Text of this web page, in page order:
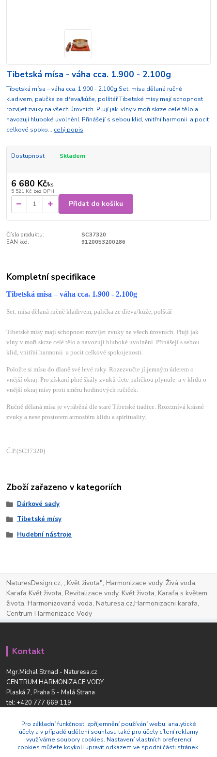
Tibetská mísa - váha cca. 1.900 - 2.100g
Tibetská mísa – váha cca. 1.900 - 2.100g Set: mísa dělaná ručně
kladivem, palička ze dřeva/kůže, polštář Tibetské mísy mají schopnost
rozvíjet zvuky na všech úrovních. Plují jak vlny v moři skrze celé tělo a
navozují hluboké uvolnění. Přinášejí s sebou klid, vnitřní harmonii a pocit
celkové spoko... celý popis
Dostupnost Skladem
6 680 Kč/ks
5 521 Kč bez DPH
Přidat do košíku
Číslo produktu:
SC37320
EAN kód:
9120053200286
Kompletní specifikace
Tibetská mísa – váha cca. 1.900 - 2.100g
Set: mísa dělaná ručně kladivem, palička ze dřeva/kůže, polštář
Tibetské mísy mají schopnost rozvíjet zvuky na všech úrovních. Plují jak
vlny v moři skrze celé tělo a navozují hluboké uvolnění. Přinášejí s sebou
klid, vnitřní harmonii a pocit celkové spokojenosti.
Položte si mísu do dlaně své levé ruky. Rozezvučte jí jemným úderem o
vnější okraj. Pro získaní plné škály zvuků třete paličkou plynule a v klidu o
vnější okraj mísy proti směru hodinových ručiček.
Ručně dělaná mísa je vyráběná dle staré Tibetské tradice. Rozeznívá krásné
zvuky a nese prostorem atmosféru klidu a spirituality.
Č.P.(SC37320)
Zboží zařazeno v kategoriích
Dárkové sady
Tibetské mísy
Hudební nástroje
NaturesDesign.cz, ,,Květ života", Harmonizace vody, Živá voda,
Karafa Květ života, Revitalizace vody, Květ života, Karafa s květem
života, Harmonizovaná voda, Naturesa.cz,Harmonizacni karafa,
Centrum Harmonizace Vody
Kontakt
Mgr.Michal Strnad - Naturesa.cz
CENTRUM HARMONIZACE VODY
Plaská 7, Praha 5 - Malá Strana
tel: +420 777 669 119
naturesa@email.cz
Pro základní funkčnost, zpříjemnění používání webu, analytické
účely a v případě udělení souhlasu také pro účely cílení reklamy
využíváme soubory cookies. Nastavení vlastních preferencí
cookies můžete kdykoli upravit odkazem ve spodní části stránek.